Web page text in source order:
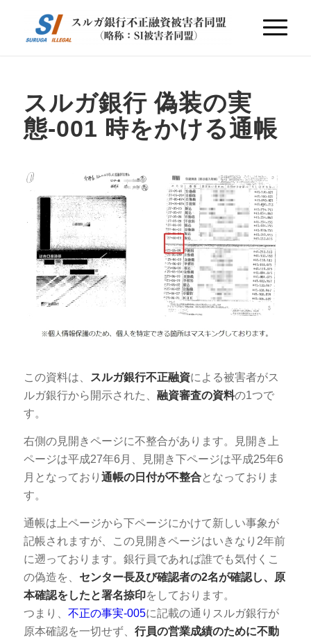
スルガ銀行 偽装の実
態-001 時をかける通帳
この資料は、 スルガ銀行不正融資による被害者がス
ルガ銀行から開示された、 融資審査の資料の1つで
す。
右側の見開きページに不整合があります。見開き上
ページは平成27年6月、見開き下ページは平成25年6
月となっており 通帳の日付が不整合となっておりま
す。
通帳は上ページから下ページにかけて新しい事象が
記帳されますが、この見開きページはいきなり2年前
に遡っております。銀行員であれば誰でも気付くこ
の偽造を、 センター長及び確認者の2名が確認し、原
本確認をしたと署名捺印をしております。
つまり、 不正の事実-005に記載の通りスルガ銀行が
原本確認を一切せず、 行員の営業成績のために不動